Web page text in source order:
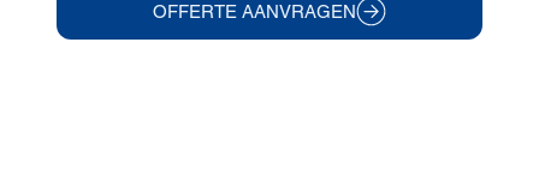
OFFERTE AANVRAGEN